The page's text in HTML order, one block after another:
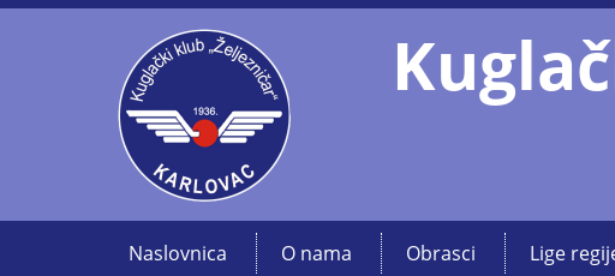
Naslovnica O nama Obrasci Lige